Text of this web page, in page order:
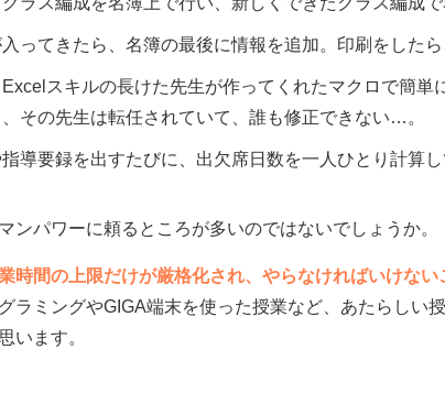
ってきたら、名簿の最後に情報を追加。印刷をした
スキルの長けた先生が作ってくれたマクロで簡
その先生は転任されていて、誰も修正できない…。
導要録を出すたびに、出欠席日数を一人ひとり計算
ンパワーに頼るところが多いのではないでしょうか。
時間の上限だけが厳格化され、やらなければいけない
ラミングやGIGA端末を使った授業など、あたらしい
います。